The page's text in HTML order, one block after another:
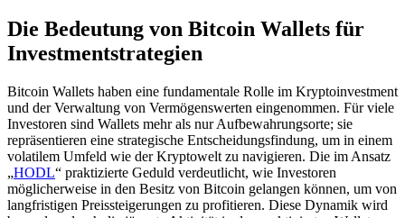
Die Bedeutung von Bitcoin Wallets für
Investmentstrategien
Bitcoin Wallets haben eine fundamentale Rolle im Kryptoinvestment
und der Verwaltung von Vermögenswerten eingenommen. Für viele
Investoren sind Wallets mehr als nur Aufbewahrungsorte; sie
repräsentieren eine strategische Entscheidungsfindung, um in einem
volatilem Umfeld wie der Kryptowelt zu navigieren. Die im Ansatz
„HODL“ praktizierte Geduld verdeutlicht, wie Investoren
möglicherweise in den Besitz von Bitcoin gelangen können, um von
langfristigen Preissteigerungen zu profitieren. Diese Dynamik wird